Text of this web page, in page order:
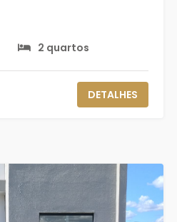
2 quartos
DETALHES